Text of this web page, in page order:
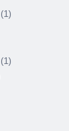
(1)
(1)